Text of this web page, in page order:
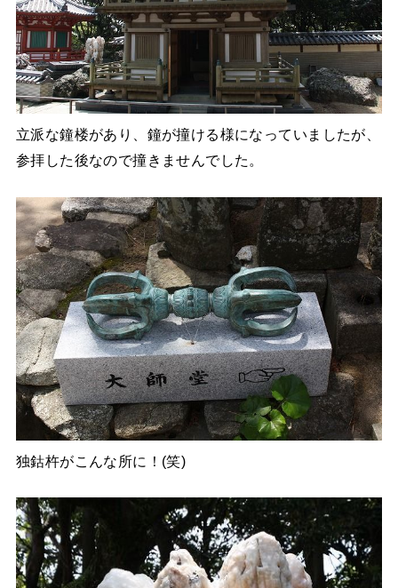
立派な鐘楼があり、鐘が撞ける様になっていましたが、
参拝した後なので撞きませんでした。
独鈷杵がこんな所に！(笑)